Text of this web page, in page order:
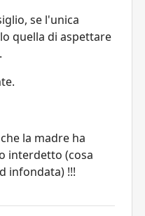
se l'unica
quella di aspettare
la madre ha
interdetto (cosa
infondata) !!!